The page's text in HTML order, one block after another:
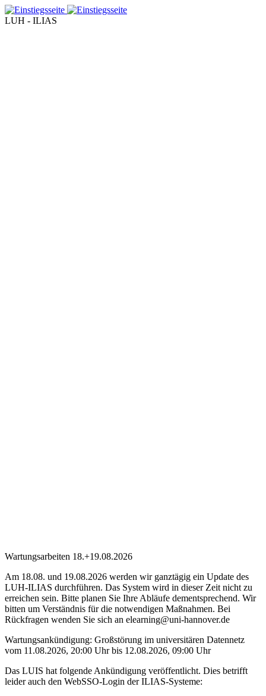
LUH - ILIAS
Wartungsarbeiten 18.+19.08.2026
Am 18.08. und 19.08.2026 werden wir ganztägig ein Update des
LUH-ILIAS durchführen. Das System wird in dieser Zeit nicht zu
erreichen sein. Bitte planen Sie Ihre Abläufe dementsprechend. Wir
bitten um Verständnis für die notwendigen Maßnahmen. Bei
Rückfragen wenden Sie sich an elearning@uni-hannover.de
Wartungsankündigung: Großstörung im universitären Datennetz
vom 11.08.2026, 20:00 Uhr bis 12.08.2026, 09:00 Uhr
Das LUIS hat folgende Ankündigung veröffentlicht. Dies betrifft
leider auch den WebSSO-Login der ILIAS-Systeme: